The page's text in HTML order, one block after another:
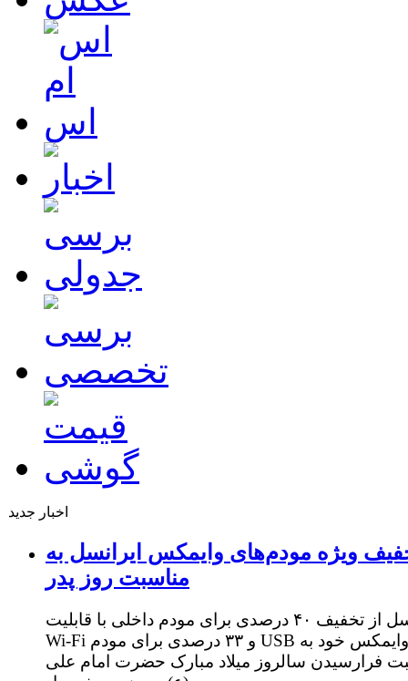
اخبار جدید
ویژه مودم‌های وایمکس ایرانسل به
مناسبت روز پدر
ایرانسل از تخفیف ۴۰ درصدی برای مودم داخلی با قابلیت
Wi-Fi و ۳۳ درصدی برای مودم USB وایمکس خود به
فرارسیدن سالروز میلاد مبارک حضرت امام علی